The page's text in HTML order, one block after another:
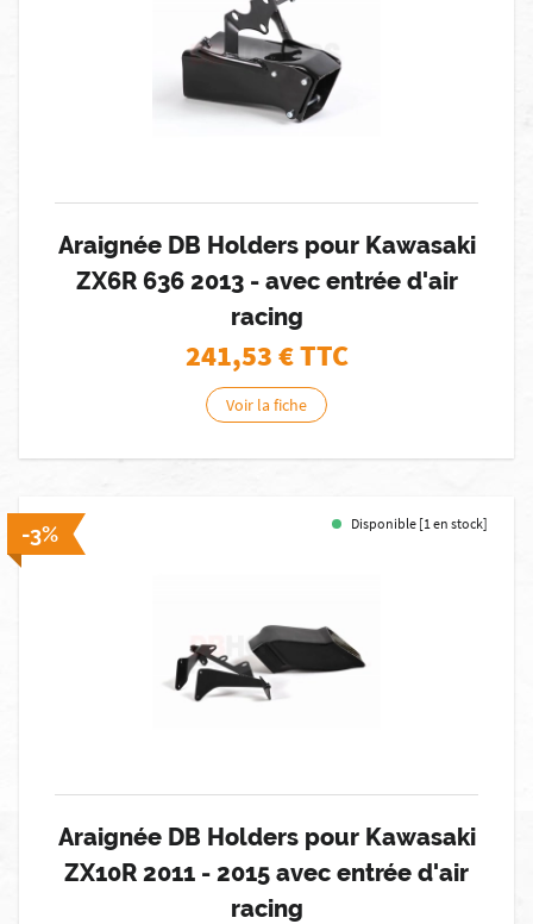
Araignée DB Holders pour Kawasaki
ZX6R 636 2013 - avec entrée d'air
racing
241,53€ TTC
Voir la fiche
-3% Disponible [1 en stock]
Araignée DB Holders pour Kawasaki
ZX10R 2011 - 2015 avec entrée d'air
racing